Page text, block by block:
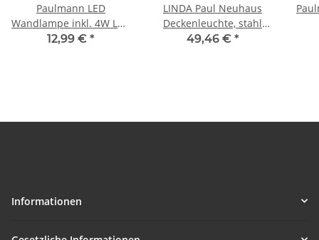
Paulmann LED
Wandlampe inkl. 4W LED
Kerze Glas Wandleuchte
12,99 € *
LINDA Paul Neuhaus
Deckenleuchte, stahl
2xLED-Board 7W 3000K
49,46 € *
Informationen